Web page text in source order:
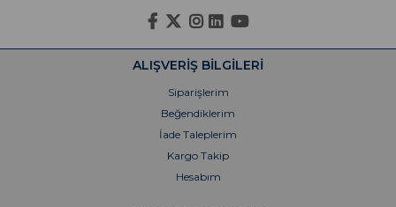
ALIŞVERİŞ BİLGİLERİ
Siparişlerim
Beğendiklerim
İade Taleplerim
Kargo Takip
Hesabım